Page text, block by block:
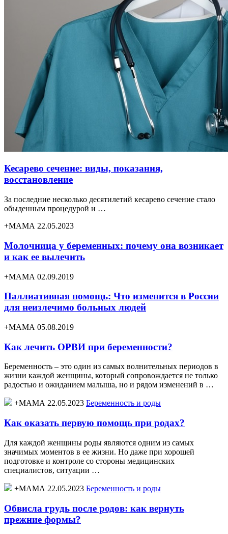
Кесарево сечение: виды, показания,
восстановление
За последние несколько десятилетий кесарево сечение стало
обыденным процедурой и …
+МАМА 22.05.2023
Молочница у беременных: почему она возникает
и как ее вылечить
+МАМА 02.09.2019
Паллиативная помощь: Что изменится в России
для неизлечимо больных людей
+МАМА 05.08.2019
Как лечить ОРВИ при беременности?
Беременность – это один из самых волнительных периодов в
жизни каждой женщины, который сопровождается не только
радостью и ожиданием малыша, но и рядом изменений в …
+МАМА 22.05.2023 Беременность и роды
Как оказать первую помощь при родах?
Для каждой женщины роды являются одним из самых
значимых моментов в ее жизни. Но даже при хорошей
подготовке и контроле со стороны медицинских
специалистов, ситуации …
+МАМА 22.05.2023 Беременность и роды
Обвисла грудь после родов: как вернуть
прежние формы?